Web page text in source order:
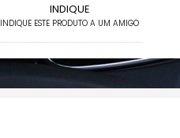
INDIQUE
INDIQUE ESTE PRODUTO A UM AMIGO